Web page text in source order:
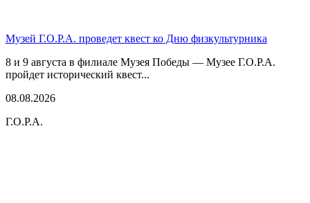
Музей Г.О.Р.А. проведет квест ко Дню физкультурника
8 и 9 августа в филиале Музея Победы — Музее Г.О.Р.А.
пройдет исторический квест...
08.08.2026
Г.О.Р.А.